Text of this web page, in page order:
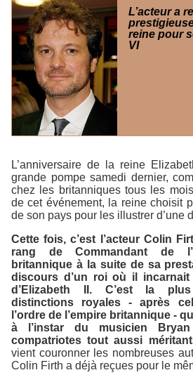
L’acteur a
reine pour
VI
L’anniversaire de la reine
grande pompe samedi dernier,
chez les britanniques tous les
de cet événement, la reine choisit
de son pays pour les illustrer d’une
Cette fois, c’est l’acteur Colin
rang de Commandant de
britannique à la suite de sa
discours d’un roioù il incarnait
d’Elizabeth II. C’est la
distinctions royales - après
l’ordre de l’empire britannique -
à l’instar du musicien
compatriotes tout aussi
vient couronner les nombreuses
Colin Firth a déjà reçues pour le